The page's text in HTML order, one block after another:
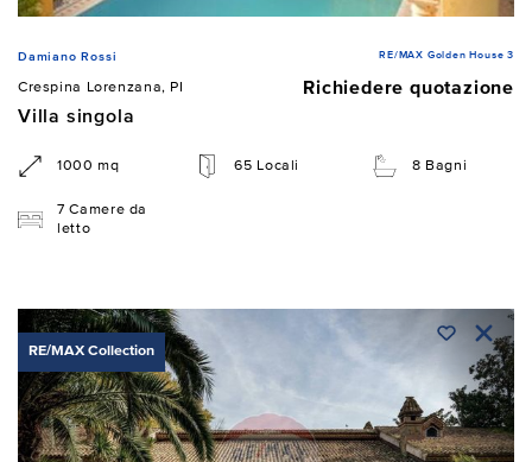
Damiano Rossi RE/MAX Golden House 3
Crespina Lorenzana, PI
Richiedere quotazione
Villa singola
1000 mq 65 Locali 8 Bagni
7 Camere da
letto
RE/MAX Collection